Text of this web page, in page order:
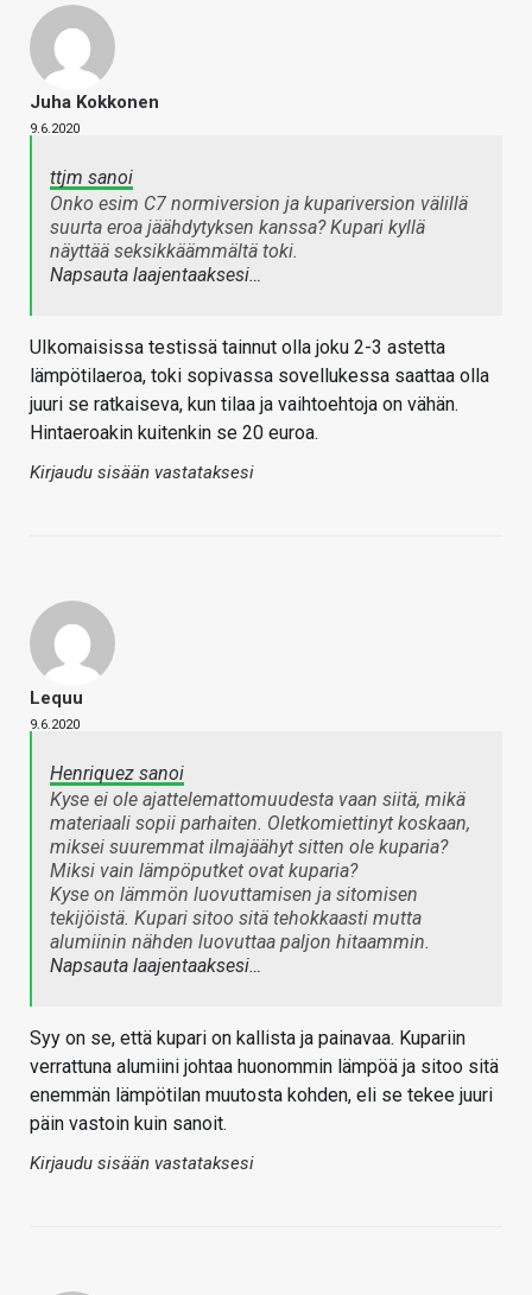
Juha Kokkonen
9.6.2020
ttjm sanoi
Onko esim C7 normiversion ja kupariversion välillä
suurta eroa jäähdytyksen kanssa? Kupari kyllä
näyttää seksikkäämmältä toki.
Napsauta laajentaaksesi…
UIkomaisissa testissä tainnut olla joku 2-3 astetta
lämpötilaeroa, toki sopivassa sovellukessa saattaa olla
juuri se ratkaiseva, kun tilaa ja vaihtoehtoja on vähän.
Hintaeroakin kuitenkin se 20 euroa.
Kirjaudu sisään vastataksesi
Lequu
9.6.2020
Henriquez sanoi
Kyse ei ole ajattelemattomuudesta vaan siitä, mikä
materiaali sopii parhaiten. Oletkomiettinyt koskaan,
miksei suuremmat ilmajäähyt sitten ole kuparia?
Miksi vain lämpöputket ovat kuparia?
Kyse on lämmön luovuttamisen ja sitomisen
tekijöistä. Kupari sitoo sitä tehokkaasti mutta
alumiinin nähden luovuttaa paljon hitaammin.
Napsauta laajentaaksesi…
Syy on se, että kupari on kallista ja painavaa. Kupariin
verrattuna alumiini johtaa huonommin lämpöä ja sitoo sitä
enemmän lämpötilan muutosta kohden, eli se tekee juuri
päin vastoin kuin sanoit.
Kirjaudu sisään vastataksesi